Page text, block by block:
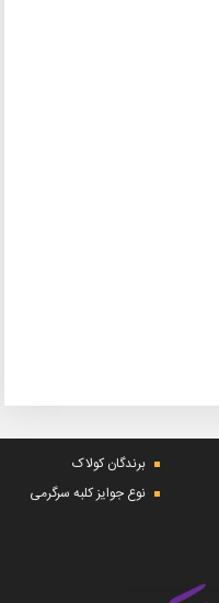
برندگان کولاک
نوع جوایز کلبه سرگرمی